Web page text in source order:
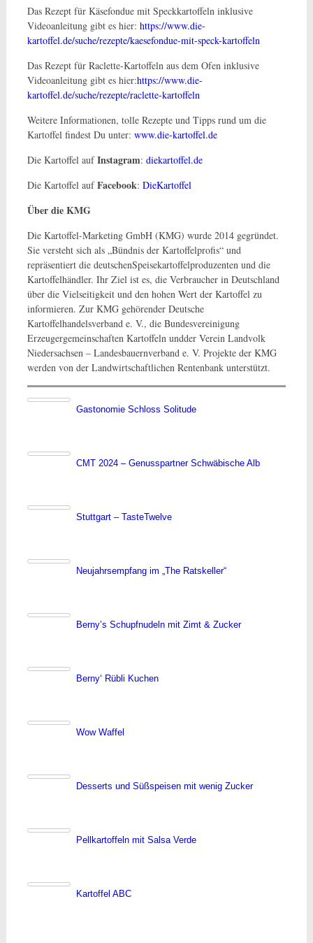
Das Rezept für Käsefondue mit Speckkartoffeln inklusive
Videoanleitung gibt es hier: https://www.die-
kartoffel.de/suche/rezepte/kaesefondue-mit-speck-kartoffeln
Das Rezept für Raclette-Kartoffeln aus dem Ofen inklusive
Videoanleitung gibt es hier:https://www.die-
kartoffel.de/suche/rezepte/raclette-kartoffeln
Weitere Informationen, tolle Rezepte und Tipps rund um die
Kartoffel findest Du unter: www.die-kartoffel.de
Die Kartoffel aufInstagram: diekartoffel.de
Die Kartoffel aufFacebook: DieKartoffel
Über die KMG
Die Kartoffel-Marketing GmbH (KMG) wurde 2014 gegründet.
Sie versteht sich als „Bündnis der Kartoffelprofis“ und
repräsentiert die deutschenSpeisekartoffelproduzenten und die
Kartoffelhändler. Ihr Ziel ist es, die Verbraucher in Deutschland
über die Vielseitigkeit und den hohen Wert der Kartoffel zu
informieren. Zur KMG gehörender Deutsche
Kartoffelhandelsverband e. V., die Bundesvereinigung
Erzeugergemein­schaften Kartoffeln undder Verein Landvolk
Niedersachsen – Landesbauernverband e. V. Projekte der KMG
werden von der Landwirtschaftlichen Rentenbank unterstützt.
Gastonomie Schloss Solitude
CMT 2024 – Genusspartner Schwäbische Alb
Stuttgart – TasteTwelve
Neujahrsempfang im „The Ratskeller“
Berny’s Schupfnudeln mit Zimt & Zucker
Berny‘ Rübli Kuchen
Wow Waffel
Desserts und Süßspeisen mit wenig Zucker
Pellkartoffeln mit Salsa Verde
Kartoffel ABC